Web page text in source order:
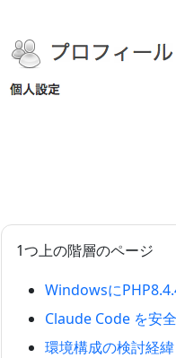
1つ上の階層のページ
Windowsに
Claude Code を安
環境構成の検討経緯